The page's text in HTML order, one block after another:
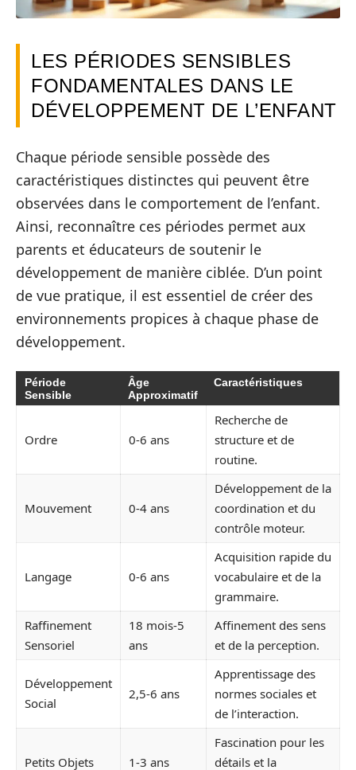
LES PÉRIODES SENSIBLES
FONDAMENTALES DANS LE
DÉVELOPPEMENT DE L’ENFANT
Chaque période sensible possède des
caractéristiques distinctes qui peuvent être
observées dans le comportement de l’enfant.
Ainsi, reconnaître ces périodes permet aux
parents et éducateurs de soutenir le
développement de manière ciblée. D’un point
de vue pratique, il est essentiel de créer des
environnements propices à chaque phase de
développement.
Période
Sensible
Âge
Approximatif
Caractéristiques
Ordre 0-6 ans
Recherche de
structure et de
routine.
Mouvement 0-4 ans
Développement de la
coordination et du
contrôle moteur.
Langage 0-6 ans
Acquisition rapide du
vocabulaire et de la
grammaire.
Raffinement
Sensoriel
18 mois-5
ans
Affinement des sens
et de la perception.
Développement
Social
2,5-6 ans
Apprentissage des
normes sociales et
de l’interaction.
Petits Objets 1-3 ans
Fascination pour les
détails et la